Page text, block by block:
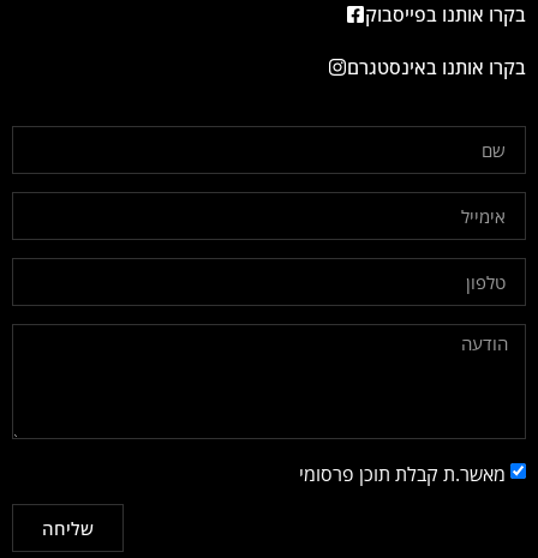
בקרו אותנו בפייסבוק
בקרו אותנו באינסטגרם
מאשר.ת קבלת תוכן פרסומי
שליחה